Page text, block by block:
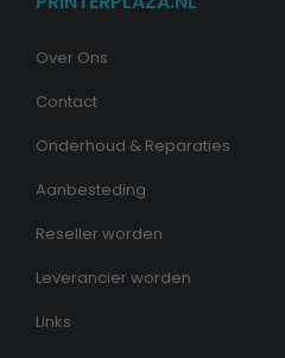
Over Ons
Contact
Onderhoud & Reparaties
Aanbesteding
Reseller worden
Leverancier worden
Links